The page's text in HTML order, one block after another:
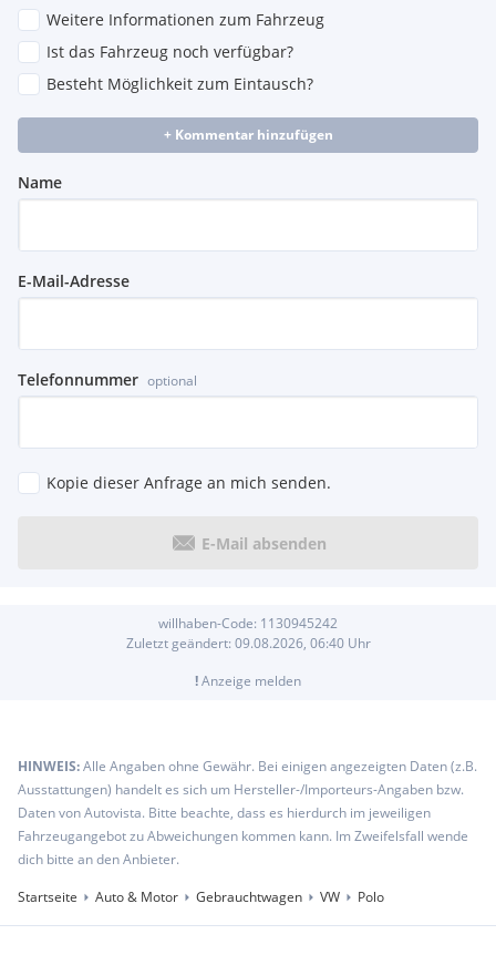
Weitere Informationen zum Fahrzeug
Ist das Fahrzeug noch verfügbar?
Besteht Möglichkeit zum Eintausch?
+ Kommentar hinzufügen
Name
E-Mail-Adresse
Telefonnummer optional
Kopie dieser Anfrage an mich senden.
E-Mail absenden
willhaben-Code: 1130945242
Zuletzt geändert: 09.08.2026, 06:40Uhr
!Anzeige melden
HINWEIS:Alle Angaben ohne Gewähr. Bei einigen angezeigten Daten (z.B.
Ausstattungen) handelt es sich um Hersteller-/Importeurs-Angaben bzw.
Daten von Autovista. Bitte beachte, dass es hierdurch im jeweiligen
Fahrzeugangebot zu Abweichungen kommen kann. Im Zweifelsfall wende
dich bitte an den Anbieter.
Startseite
Auto & Motor Gebrauchtwagen VW Polo